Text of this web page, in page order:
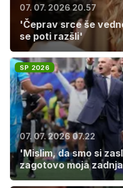
07. 07. 2026 20.57
'Čeprav srce še
se poti razšli'
SP 2026
07. 07. 2026 07.22
'Mislim, da smo si
zagotovo moja